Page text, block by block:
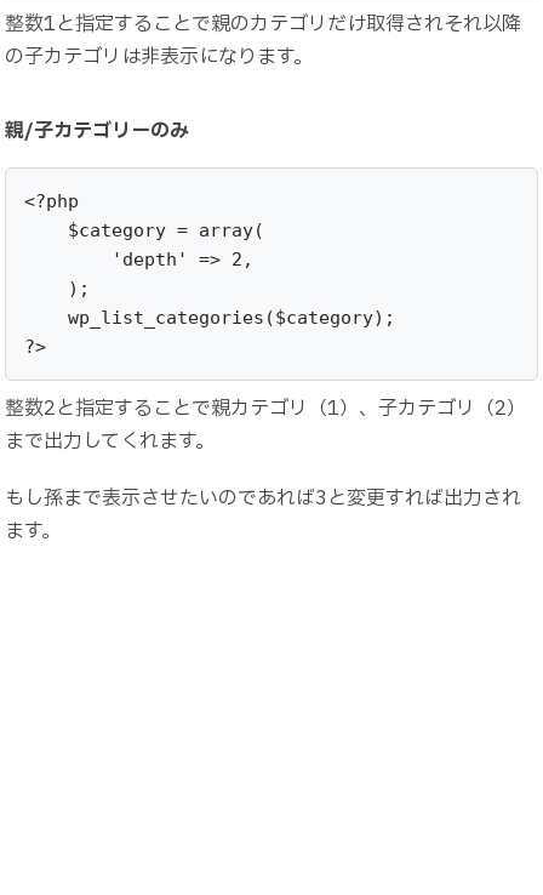
整数1と指定することで親のカテゴリだけ取得されそれ以降
の子カテゴリは非表示になります。
親/子カテゴリーのみ
<?php
    $category = array(
        'depth' => 2,
    );
    wp_list_categories($category);
?>
整数2と指定することで親カテゴリ（1）、子カテゴリ（2）
まで出力してくれます。
もし孫まで表示させたいのであれば3と変更すれば出力され
ます。